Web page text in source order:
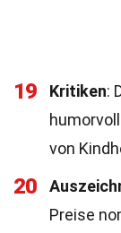
19 Kritiken:
von
20
Preise